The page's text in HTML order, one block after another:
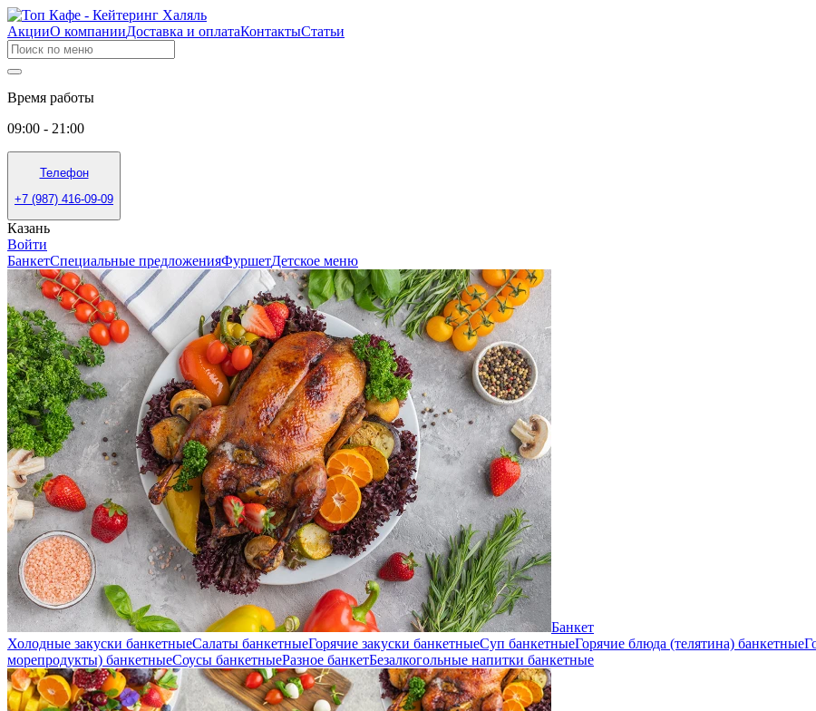
АкцииО компанииДоставка и оплатаКонтактыСтатьи
Время работы
09:00 - 21:00
Телефон
+7 (987) 416-09-09
Казань
Войти
БанкетСпециальные предложенияФуршетДетское меню
Банкет
Холодные закуски банкетныеСалаты банкетныеГорячие закуски банкетныеСуп банкетныеГорячие блюда (телятина) банкетные
морепродукты) банкетныеСоусы банкетныеРазное банкетБезалкогольные напитки банкетные